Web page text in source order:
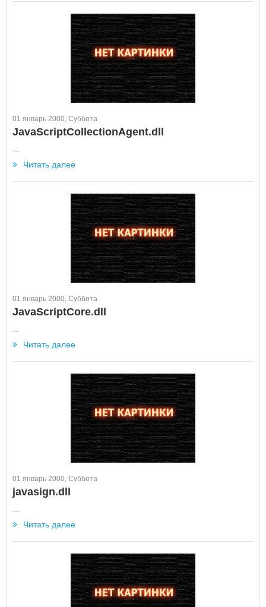
01 январь 2000, Суббота
JavaScriptCollectionAgent.dll
Читать далее
01 январь 2000, Суббота
JavaScriptCore.dll
Читать далее
01 январь 2000, Суббота
javasign.dll
Читать далее